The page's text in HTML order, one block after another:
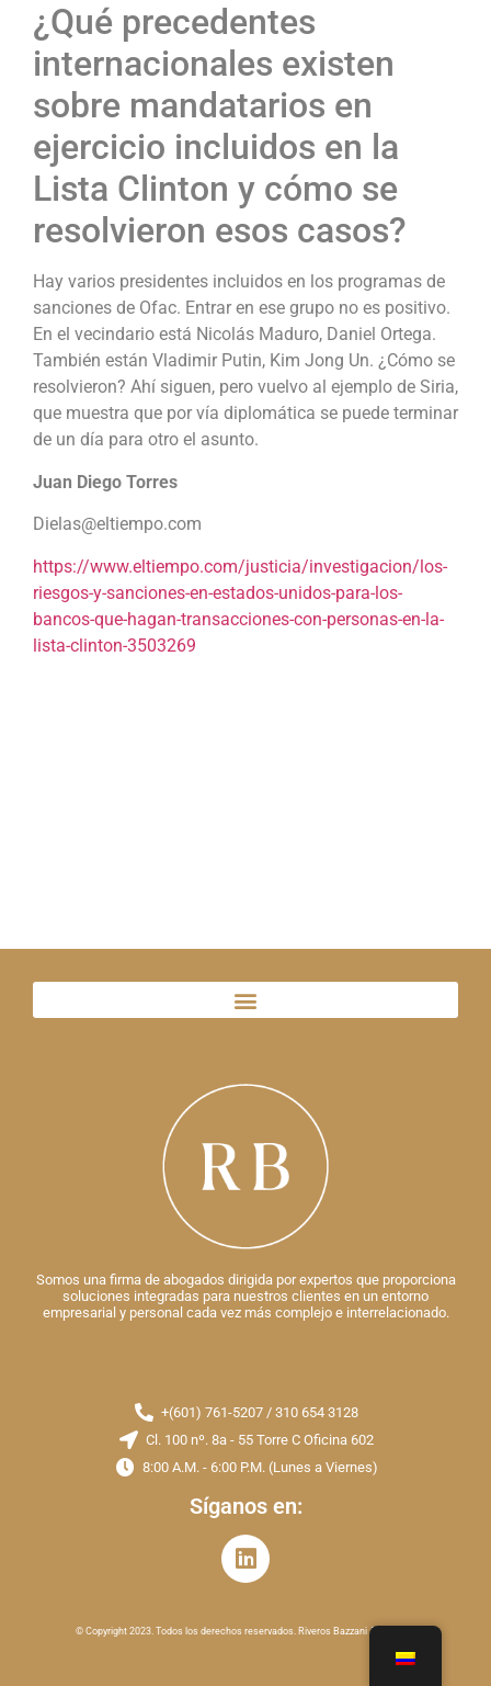
¿Qué precedentes
internacionales existen
sobre mandatarios en
ejercicio incluidos en la
Lista Clinton y cómo se
resolvieron esos casos?
Hay varios presidentes incluidos en los programas de
sanciones de Ofac. Entrar en ese grupo no es positivo.
En el vecindario está Nicolás Maduro, Daniel Ortega.
También están Vladimir Putin, Kim Jong Un. ¿Cómo se
resolvieron? Ahí siguen, pero vuelvo al ejemplo de Siria,
que muestra que por vía diplomática se puede terminar
de un día para otro el asunto.
Juan Diego Torres
Dielas@eltiempo.com
https://www.eltiempo.com/justicia/investigacion/los-
riesgos-y-sanciones-en-estados-unidos-para-los-
bancos-que-hagan-transacciones-con-personas-en-la-
lista-clinton-3503269
Somos una firma de abogados dirigida por expertos que proporciona
soluciones integradas para nuestros clientes en un entorno
empresarial y personal cada vez más complejo e interrelacionado.
+(601) 761-5207 / 310 654 3128
Cl. 100 nº. 8a - 55 Torre C Oficina 602
8:00 A.M. - 6:00 P.M. (Lunes a Viernes)
Síganos en:
© Copyright 2023. Todos los derechos reservados. Riveros Bazzani Abogados.